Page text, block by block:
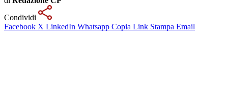
Condividi
Facebook X LinkedIn Whatsapp Copia Link Stampa Email